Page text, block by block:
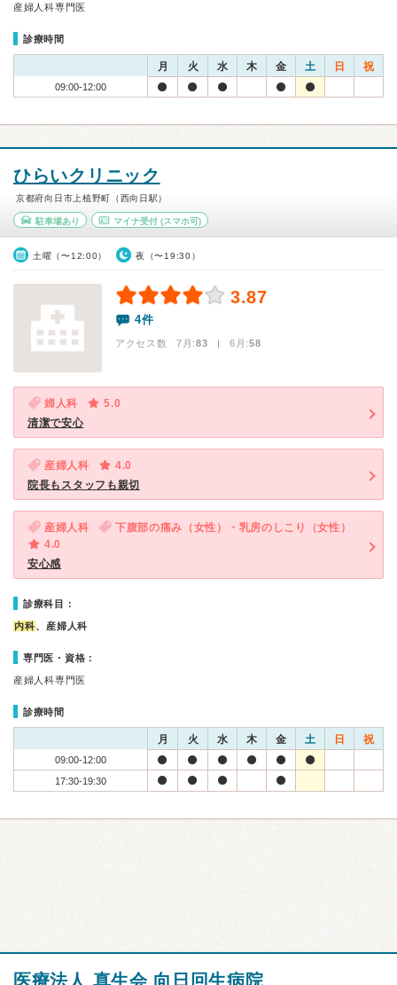
産婦人科専門医
診療時間
月 火 水 木 金 土 日 祝
09:00-12:00
ひらいクリニック
京都府向日市上植野町（西向日駅）
駐車場あり マイナ受付(スマホ可)
土曜（〜12:00） 夜（〜19:30）
3.87
4件
アクセス数 7月:83 | 6月:58
婦人科
5.0
清潔で安心
産婦人科
4.0
院長もスタッフも親切
産婦人科
下腹部の痛み（女性）・乳房のしこり（女性）
4.0
安心感
診療科目：
内科、産婦人科
専門医・資格：
産婦人科専門医
診療時間
月 火 水 木 金 土 日 祝
09:00-12:00
17:30-19:30
医療法人 真生会 向日回生病院